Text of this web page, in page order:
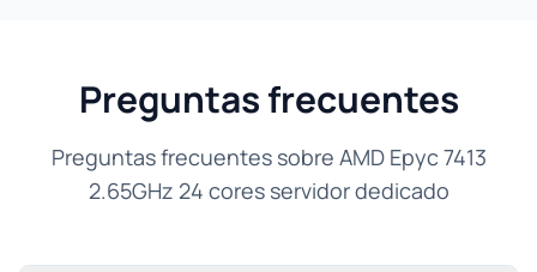
Preguntas frecuentes
Preguntas frecuentes sobre AMD Epyc 7413
2.65GHz 24 cores servidor dedicado